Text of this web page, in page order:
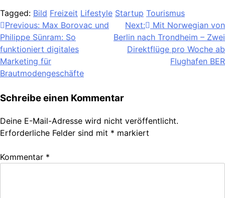
Tagged: Bild Freizeit Lifestyle Startup Tourismus
Beitragsnavigation
Previous: Max Borovac und
Philippe Sünram: So
funktioniert digitales
Marketing für
Brautmodengeschäfte
Next:
Mit Norwegian von
Berlin nach Trondheim – Zwei
Direktflüge pro Woche ab
Flughafen BER
Schreibe einen Kommentar
Deine E-Mail-Adresse wird nicht veröffentlicht.
Erforderliche Felder sind mit * markiert
Kommentar *